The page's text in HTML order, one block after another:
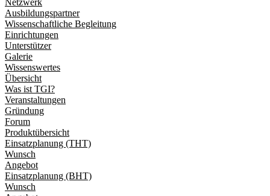
Netzwerk
Ausbildungspartner
Wissenschaftliche Begleitung
Einrichtungen
Unterstützer
Galerie
Wissenswertes
Übersicht
Was ist TGI?
Veranstaltungen
Gründung
Forum
Produktübersicht
Einsatzplanung (THT)
Wunsch
Angebot
Einsatzplanung (BHT)
Wunsch